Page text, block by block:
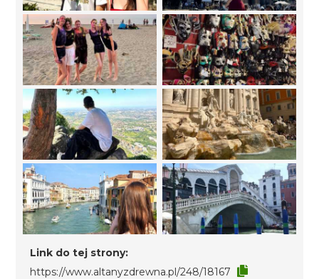
Link do tej strony:
https://www.altanyzdrewna.pl/248/18167